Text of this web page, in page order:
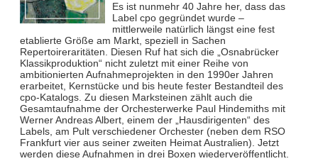
Es ist nunmehr 40 Jahre her, dass das
Label cpo gegründet wurde –
mittlerweile natürlich längst eine fest
etablierte Größe am Markt, speziell in Sachen
Repertoireraritäten. Diesen Ruf hat sich die „Osnabrücker
Klassikproduktion“ nicht zuletzt mit einer Reihe von
ambitionierten Aufnahmeprojekten in den 1990er Jahren
erarbeitet, Kernstücke und bis heute fester Bestandteil des
cpo-Katalogs. Zu diesen Marksteinen zählt auch die
Gesamtaufnahme der Orchesterwerke Paul Hindemiths mit
Werner Andreas Albert, einem der „Hausdirigenten“ des
Labels, am Pult verschiedener Orchester (neben dem RSO
Frankfurt vier aus seiner zweiten Heimat Australien). Jetzt
werden diese Aufnahmen in drei Boxen wiederveröffentlicht.